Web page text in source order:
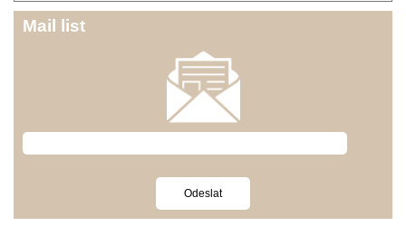
Mail list